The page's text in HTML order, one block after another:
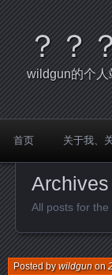
？？
wildgun的个人
首页 关于我、
Archives
All posts for the
Posted bywildgunon